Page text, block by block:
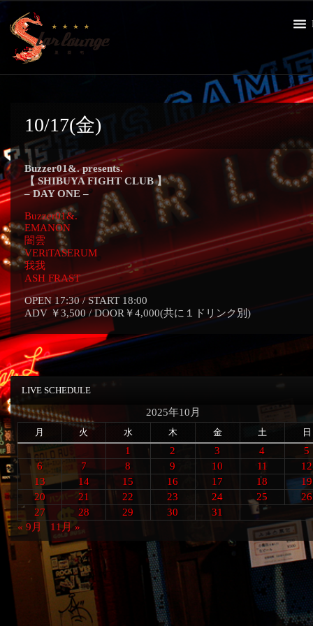
10/17(金)
Buzzer01&. presents.
【 SHIBUYA FIGHT CLUB 】
– DAY ONE –
Buzzer01&.
EMANON
闇雲
VERiTASERUM
我我
ASH FRAST
OPEN 17:30 / START 18:00
ADV ￥3,500 / DOOR￥4,000(共に１ドリンク別)
LIVE SCHEDULE
2025年10月
月 火 水 木 金 土 日
1 2 3 4
5
6
7 8 9 10 11
12
13
14 15 16 17 18
19
20
21 22 23 24 25
26
27
28 29 30
31
« 9月
11月 »